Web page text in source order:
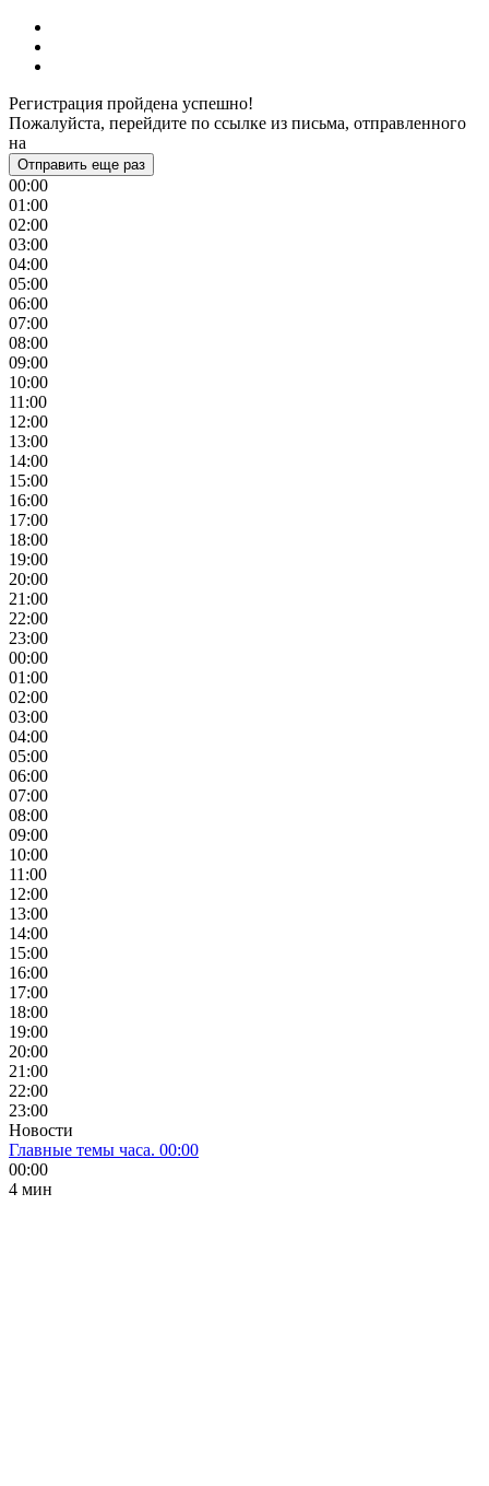
Регистрация пройдена успешно!
Пожалуйста, перейдите по ссылке из письма, отправленного
на
Отправить еще раз
00:00
01:00
02:00
03:00
04:00
05:00
06:00
07:00
08:00
09:00
10:00
11:00
12:00
13:00
14:00
15:00
16:00
17:00
18:00
19:00
20:00
21:00
22:00
23:00
00:00
01:00
02:00
03:00
04:00
05:00
06:00
07:00
08:00
09:00
10:00
11:00
12:00
13:00
14:00
15:00
16:00
17:00
18:00
19:00
20:00
21:00
22:00
23:00
Новости
Главные темы часа. 00:00
00:00
4 мин